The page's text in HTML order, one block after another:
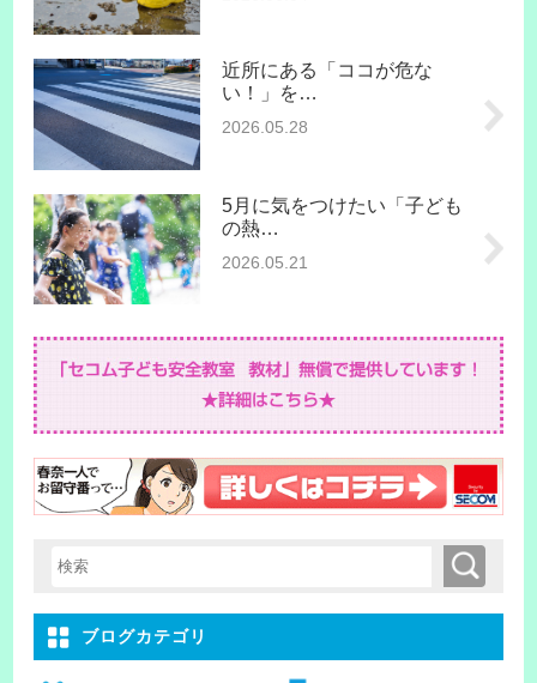
近所にある「ココが危な
い！」を…
2026.05.28
5月に気をつけたい「子ども
の熱…
2026.05.21
検索キーワード入力 検索
ブログカテゴリ